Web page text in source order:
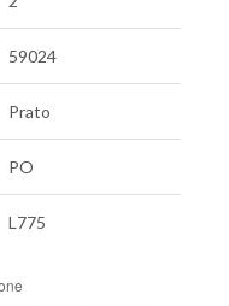
59024
Prato
PO
L775